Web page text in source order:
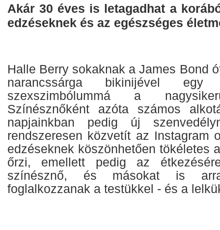
Akár 30 éves is letagadhat a
edzéseknek és az egészséges
Halle Berry sokaknak a James Bond
narancssárga bikinijével
szexszimbólummá a
Színésznőként azóta számos
napjainkban pedig új
rendszeresen közvetít az Instagram
edzéseknek köszönhetően tökéletes
őrzi, emellett pedig az
színésznő, és másokat is
foglalkozzanak a testükkel - és a